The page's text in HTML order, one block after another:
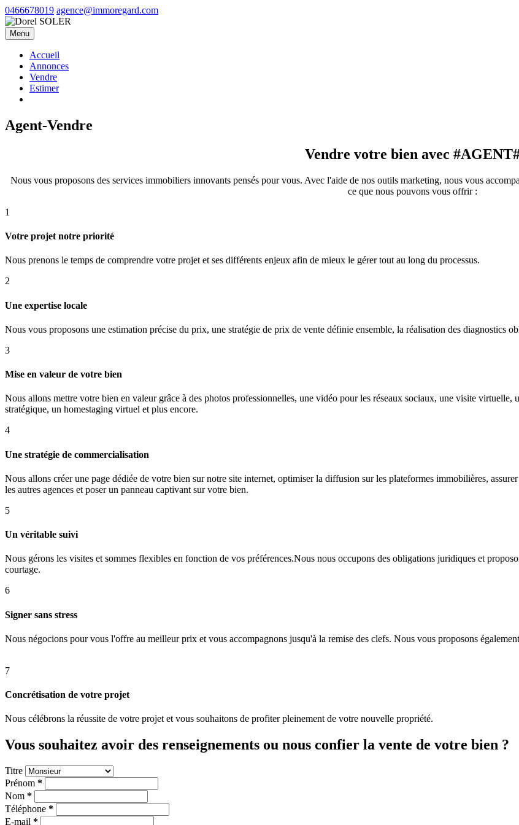
0466678019 agence@immoregard.com
Menu
Accueil
Annonces
Vendre
Estimer
Agent-Vendre
Vendre votre bien avec
Nous vous proposons des services immobiliers innovants pensés pour vous. Avec l'aide de nos outils marketing, nous vous
ce que nous pouvons vous offrir :
1
Votre projet notre priorité
Nous prenons le temps de comprendre votre projet et ses différents enjeux afin de mieux le gérer tout au long du processus.
2
Une expertise locale
Nous vous proposons une estimation précise du prix, une stratégie de prix de vente définie ensemble, la réalisation des diagnostics
3
Mise en valeur de votre bien
Nous allons mettre votre bien en valeur grâce à des photos professionnelles, une vidéo pour les réseaux sociaux, une visite
stratégique, un homestaging virtuel et plus encore.
4
Une stratégie de commercialisation
Nous allons créer une page dédiée de votre bien sur notre site internet, optimiser la diffusion sur les plateformes immobilières,
les autres agences et poser un panneau captivant sur votre bien.
5
Un véritable suivi
Nous gérons les visites et sommes flexibles en fonction de vos préférences.Nous nous occupons des obligations juridiques et
courtage.
6
Signer sans stress
Nous négocions pour vous l'offre au meilleur prix et vous accompagnons jusqu'à la remise des clefs. Nous vous proposons
7
Concrétisation de votre projet
Nous célébrons la réussite de votre projet et vous souhaitons de profiter pleinement de votre nouvelle propriété.
Vous souhaitez avoir des renseignements ou nous confier la vente de votre bien ?
Titre
Prénom *
Nom *
Téléphone *
E-mail *